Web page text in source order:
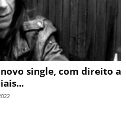
single, com direito a